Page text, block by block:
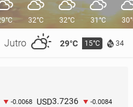
Jutro 29°C 15°C 34
32°C 32°C 31°C
-0.0068 USD3.7236 -0.0084